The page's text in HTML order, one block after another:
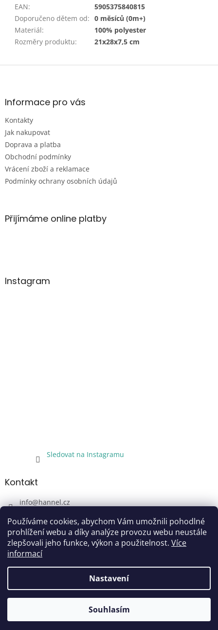
Používáme cookies, abychom Vám umožnili pohodlné
prohlížení webu a díky analýze provozu webu neustále
zlepšovali jeho funkce, výkon a použitelnost. Více
informací
Nastavení
Souhlasím
EAN:
5905375840815
Doporučeno dětem od: 0 měsíců (0m+)
Materiál:
100% polyester
Rozměry produktu: 21x28x7,5 cm
Z
aInformace pro vás
Kontakty
Jak nakupovat
Doprava a platba
Obchodní podmínky
Vrácení zboží a reklamace
Podmínky ochrany osobních údajů
Přijímáme online platby
Instagram
Sledovat na Instagramu
Kontakt
info@hannel.cz
+420733345621
Sledujte nás!
hannel.cz
Vytvořil Shoptet
Hannel. Všechna práva vyhrazena.